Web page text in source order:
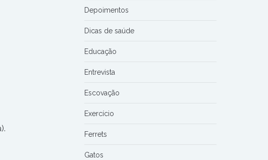
Depoimentos
Dicas de saúde
Educação
Entrevista
Escovação
Exercício
Ferrets
Gatos